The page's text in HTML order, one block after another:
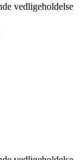
vedligeholdelse